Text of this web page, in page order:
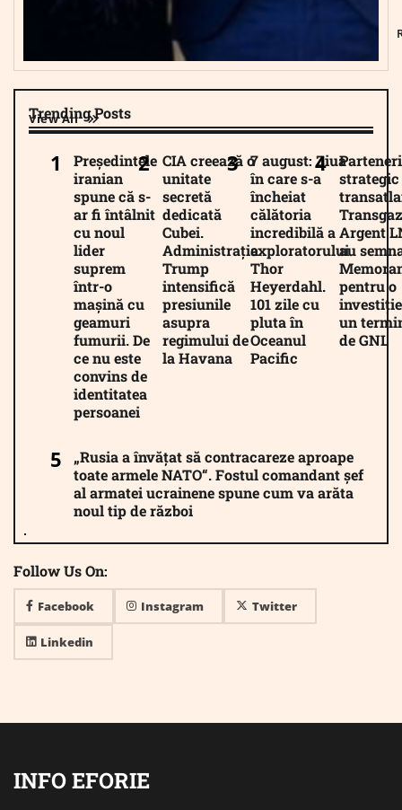
Trending Posts
View All
Președintele
iranian
spune că s-
ar fi întâlnit
cu noul
lider
suprem
într-o
mașină cu
geamuri
fumurii. De
ce nu este
convins de
identitatea
persoanei
CIA creează o
unitate
secretă
dedicată
Cubei.
Administrația
Trump
intensifică
presiunile
asupra
regimului de
la Havana
7 august: Ziua
în care s-a
încheiat
călătoria
incredibilă a
exploratorului
Thor
Heyerdahl.
101 zile cu
pluta în
Oceanul
Pacific
strategic
Argent
au
pentru o
un
de GNL
„Rusia a învățat să contracareze aproape
toate armele NATO“. Fostul comandant șef
al armatei ucrainene spune cum va arăta
noul tip de război
Follow Us On:
Facebook Instagram Twitter
Linkedin
INFO EFORIE